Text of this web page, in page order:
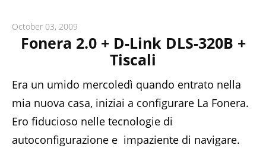
October 03, 2009
Fonera 2.0 + D-Link DLS-320B +
Tiscali
Era un umido mercoledì quando entrato nella
mia nuova casa, iniziai a configurare La Fonera.
Ero fiducioso nelle tecnologie di
autoconfigurazione e impaziente di navigare.